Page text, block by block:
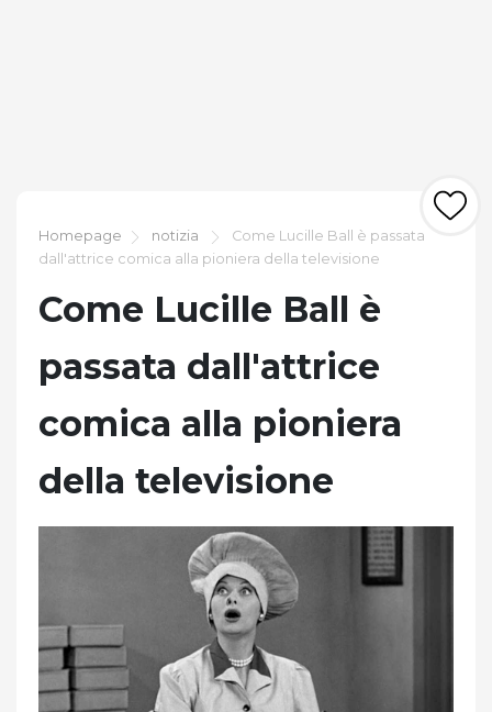
Homepage notizia
Come Lucille Ball è passata
dall'attrice comica alla pioniera della televisione
Come Lucille Ball è
passata dall'attrice
comica alla pioniera
della televisione